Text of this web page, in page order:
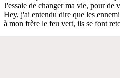
J'essaie de changer ma vie, pour de
Hey, j'ai entendu dire que les
à mon frère le feu vert, ils se font